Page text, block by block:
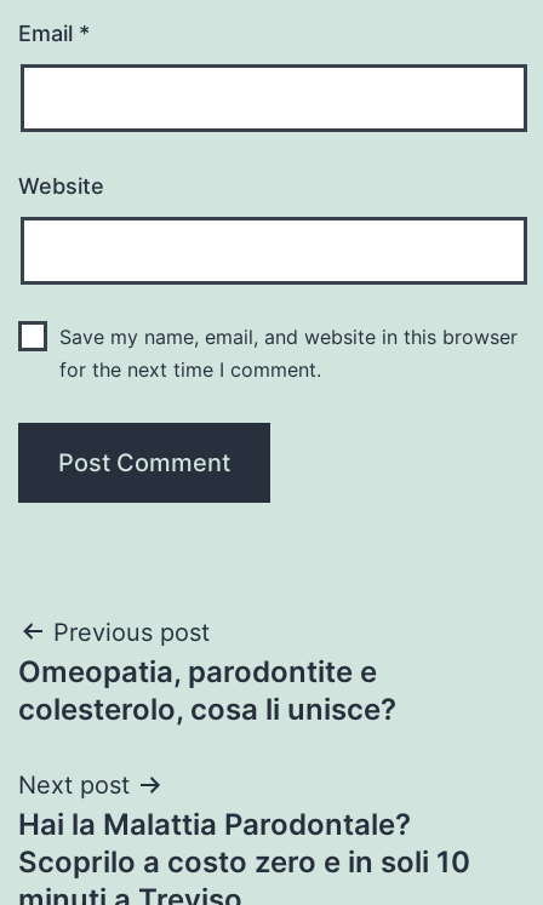
Email *
Website
Save my name, email, and website in this browser
for the next time I comment.
Post
navigation
Previous post
Omeopatia, parodontite e
colesterolo, cosa li unisce?
Next post
Hai la Malattia Parodontale?
Scoprilo a costo zero e in soli 10